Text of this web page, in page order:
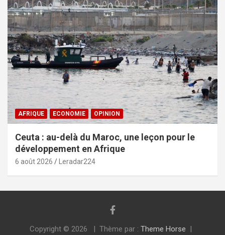
AFRIQUE ECONOMIE OPINION
Ceuta : au-delà du Maroc, une leçon pour le
développement en Afrique
6 août 2026 Leradar224
Copyright © 2026 Thème par : Theme Horse